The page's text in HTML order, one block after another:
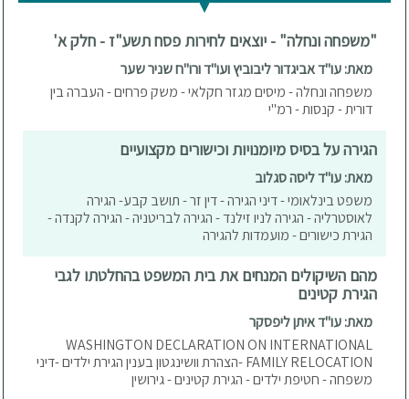
"משפחה ונחלה" - יוצאים לחירות פסח תשע"ז - חלק א'
מאת: עו"ד אביגדור ליבוביץ ועו"ד ורו"ח שניר שער
משפחה ונחלה - מיסים מגזר חקלאי - משק פרחים - העברה בין
דורית - קנסות - רמ"י
הגירה על בסיס מיומנויות וכישורים מקצועיים
מאת: עו"ד ליסה סגלוב
משפט בינלאומי - דיני הגירה - דין זר - תושב קבע- הגירה
לאוסטרליה - הגירה לניו זילנד - הגירה לבריטניה - הגירה לקנדה -
הגירת כישורים - מועמדות להגירה
מהם השיקולים המנחים את בית המשפט בהחלטתו לגבי
הגירת קטינים
מאת: עו"ד איתן ליפסקר
WASHINGTON DECLARATION ON INTERNATIONAL
FAMILY RELOCATION -הצהרת וושינגטון בענין הגירת ילדים -דיני
משפחה - חטיפת ילדים - הגירת קטינים - גירושין